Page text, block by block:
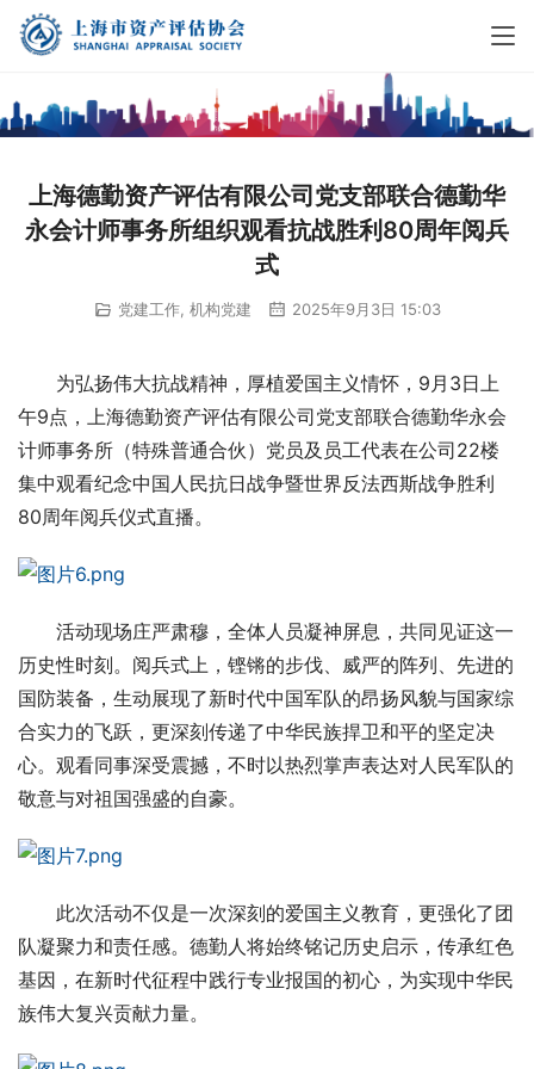
上海德勤资产评估有限公司党支部联合德勤华
永会计师事务所组织观看抗战胜利80周年阅兵
式
党建工作, 机构党建 2025年9月3日 15:03
为弘扬伟大抗战精神，厚植爱国主义情怀，9月3日上
午9点，上海德勤资产评估有限公司党支部联合德勤华永会
计师事务所（特殊普通合伙）党员及员工代表在公司22楼
集中观看纪念中国人民抗日战争暨世界反法西斯战争胜利
80周年阅兵仪式直播。
活动现场庄严肃穆，全体人员凝神屏息，共同见证这一
历史性时刻。阅兵式上，铿锵的步伐、威严的阵列、先进的
国防装备，生动展现了新时代中国军队的昂扬风貌与国家综
合实力的飞跃，更深刻传递了中华民族捍卫和平的坚定决
心。观看同事深受震撼，不时以热烈掌声表达对人民军队的
敬意与对祖国强盛的自豪。
此次活动不仅是一次深刻的爱国主义教育，更强化了团
队凝聚力和责任感。德勤人将始终铭记历史启示，传承红色
基因，在新时代征程中践行专业报国的初心，为实现中华民
族伟大复兴贡献力量。